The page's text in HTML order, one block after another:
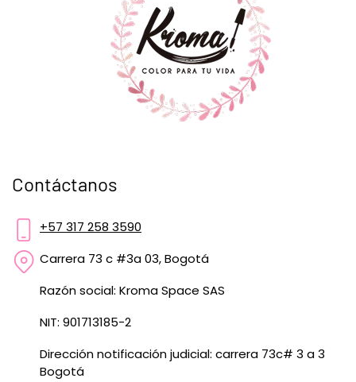
Contáctanos
+57 317 258 3590
Carrera 73 c #3a 03, Bogotá
Razón social: Kroma Space SAS
NIT: 901713185-2
Dirección notificación judicial: carrera 73c# 3 a 3
Bogotá